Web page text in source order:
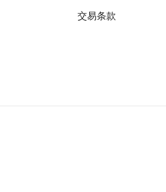
交易条款